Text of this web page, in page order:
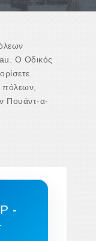
Ο Οδικός
Πουάντ-α-
-